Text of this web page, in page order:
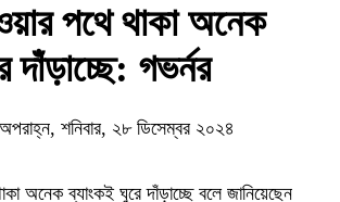
পথে থাকা অনেক
দাঁড়াচ্ছে: গভর্নর
শনিবার, ২৮ ডিসেম্বর ২০২৪
অনেক ব্যাংকই ঘুরে দাঁড়াচ্ছে বলে জানিয়েছেন